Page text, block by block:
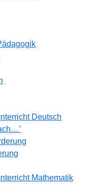
Deutsch
Mathematik